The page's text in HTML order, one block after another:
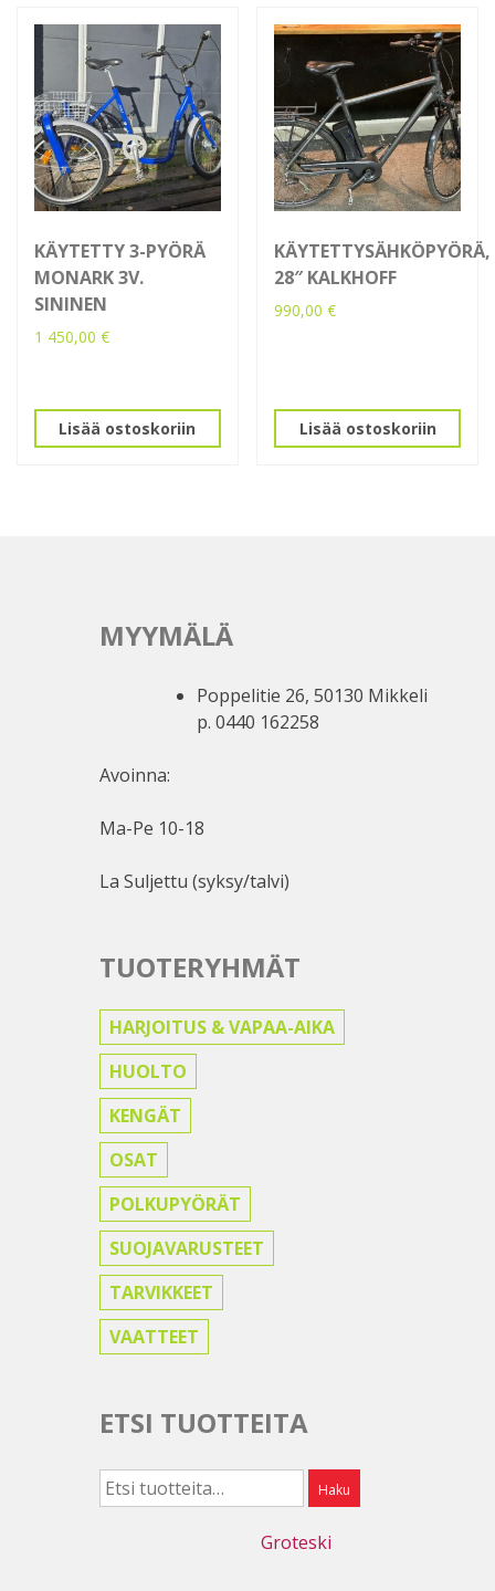
KÄYTETTY 3-PYÖRÄ
MONARK 3V.
SININEN
1 450,00 €
Lisää ostoskoriin
KÄYTETTYSÄHKÖPYÖRÄ,
28″ KALKHOFF
990,00€
Lisää ostoskoriin
MYYMÄLÄ
Poppelitie 26, 50130 Mikkeli
p. 0440 162258
Avoinna:
Ma-Pe 10-18
La Suljettu (syksy/talvi)
TUOTERYHMÄT
HARJOITUS & VAPAA-AIKA
HUOLTO
KENGÄT
OSAT
POLKUPYÖRÄT
SUOJAVARUSTEET
TARVIKKEET
VAATTEET
ETSI TUOTTEITA
Etsi: Haku
Groteski